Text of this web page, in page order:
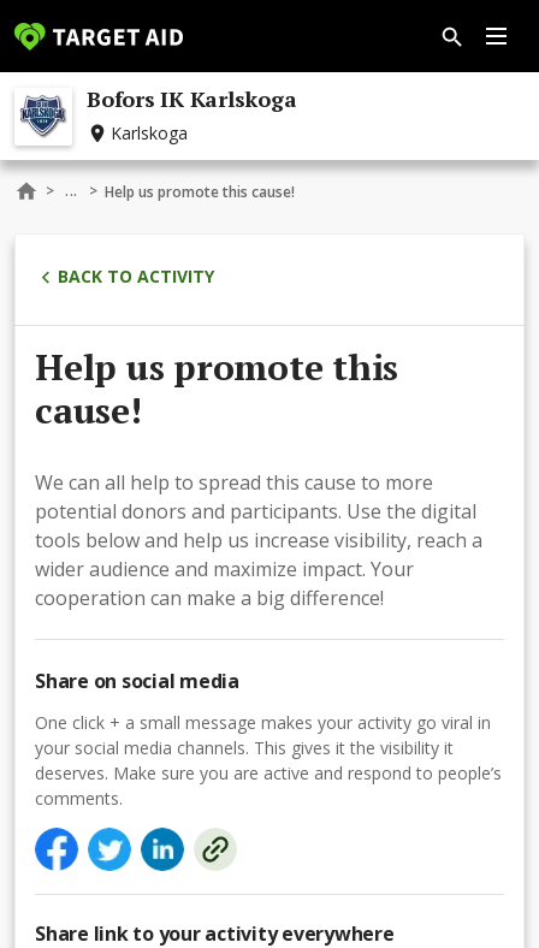
Bofors IK Karlskoga
Karlskoga
> ... > Help us promote this cause!
BACK TO ACTIVITY
Help us promote this
cause!
We can all help to spread this cause to more
potential donors and participants. Use the digital
tools below and help us increase visibility, reach a
wider audience and maximize impact. Your
cooperation can make a big difference!
Share on social media
One click + a small message makes your activity go viral in
your social media channels. This gives it the visibility it
deserves. Make sure you are active and respond to people’s
comments.
Share link to your activity everywhere